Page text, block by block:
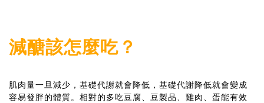
減醣該怎麼吃？
肌肉量一旦減少，基礎代謝就會降低，基礎代謝降低就會變成
容易發胖的體質。相對的多吃豆腐、豆製品、雞肉、蛋能有效